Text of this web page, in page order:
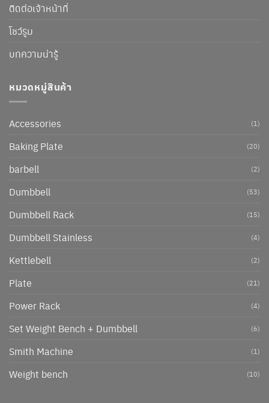
ติดต่อเจ้าหน้าที่
โชว์รูม
บทความน่ารู้
หมวดหมู่สินค้า
Accessories (1)
Baking Plate (20)
barbell (2)
Dumbbell (53)
Dumbbell Rack (15)
Dumbbell Stainless (4)
Kettlebell (2)
Plate (21)
Power Rack (4)
Set Weight Bench + Dumbbell (6)
Smith Machine (1)
Weight bench (10)